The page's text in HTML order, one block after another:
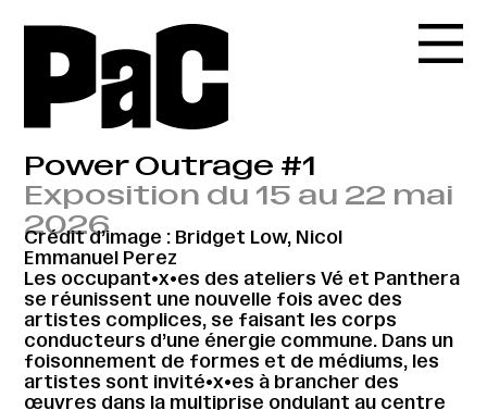
Power Outrage #1
Exposition du 15 au 22 mai
2026
Crédit d’image : Bridget Low, Nicol
Emmanuel Perez
Les occupant•x•es des ateliers Vé et Panthera
se réunissent une nouvelle fois avec des
artistes complices, se faisant les corps
conducteurs d’une énergie commune. Dans un
foisonnement de formes et de médiums, les
artistes sont invité•x•es à brancher des
œuvres dans la multiprise ondulant au centre